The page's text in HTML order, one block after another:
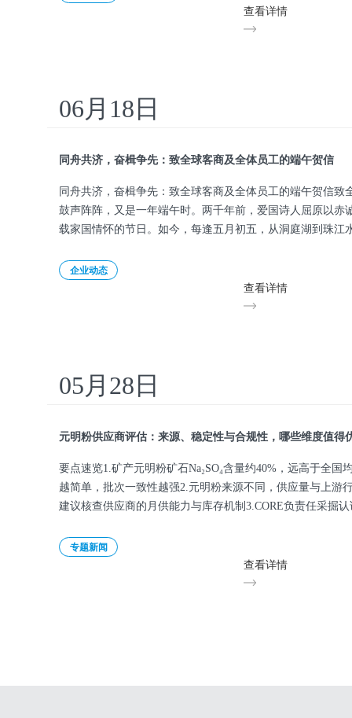
查看详情
06月18日
同舟共济，奋楫争先：致全球客商及全体员工的端午贺信
同舟共济，奋楫争先：致全球客商及全体员工的端午贺信致
鼓声阵阵，又是一年端午时。两千年前，爱国诗人屈原以赤
载家国情怀的节日。如今，每逢五月初五，从洞庭湖到珠江
企业动态
查看详情
05月28日
元明粉供应商评估：来源、稳定性与合规性，哪些维度值得
要点速览1.矿产元明粉矿石Na₂SO₄含量约40%，远高于全国
越简单，批次一致性越强2.元明粉来源不同，供应量与上游
建议核查供应商的月供能力与库存机制3.CORE负责任采掘
专题新闻
查看详情